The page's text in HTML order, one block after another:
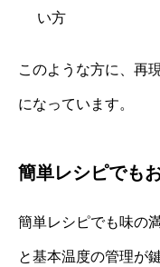
い方
このような方に、再
になっています。
簡単レシピでも
簡単レシピでも味の
と基本温度の管理が